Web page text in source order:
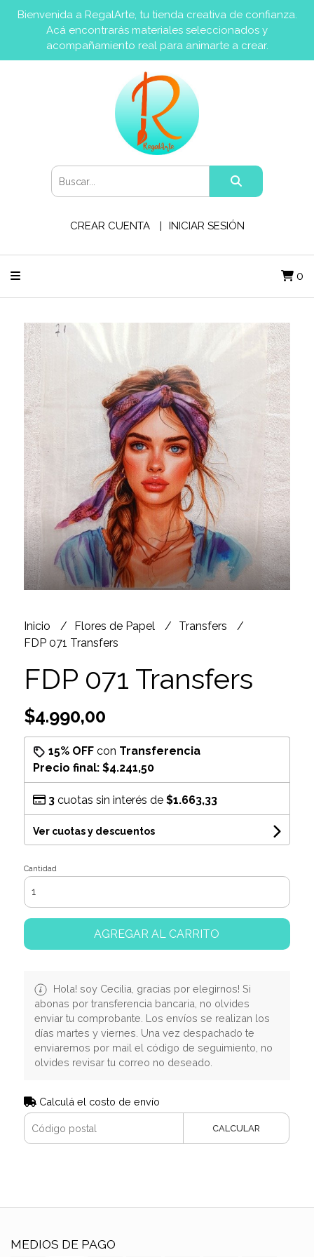
Bienvenida a RegalArte, tu tienda creativa de confianza.
Acá encontrarás materiales seleccionados y
acompañamiento real para animarte a crear.
CREAR CUENTA INICIAR SESIÓN
0
Inicio Flores de Papel
Transfers
FDP 071 Transfers
FDP 071 Transfers
$4.990,00
15% OFFcon Transferencia
Precio final: $4.241,50
3cuotas sin interés de $1.663,33
Ver cuotas y descuentos
Cantidad
AGREGAR AL CARRITO
Hola! soy Cecilia, gracias por elegirnos! Si
abonas por transferencia bancaria, no olvides
enviar tu comprobante. Los envíos se realizan los
días martes y viernes. Una vez despachado te
enviaremos por mail el código de seguimiento, no
olvides revisar tu correo no deseado.
Calculá el costo de envío
CALCULAR
MEDIOS DE PAGO